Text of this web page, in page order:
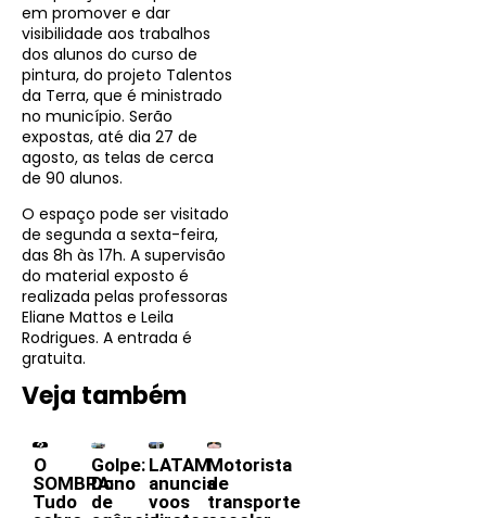
em promover e dar
visibilidade aos trabalhos
dos alunos do curso de
pintura, do projeto Talentos
da Terra, que é ministrado
no município. Serão
expostas, até dia 27 de
agosto, as telas de cerca
de 90 alunos.
O espaço pode ser visitado
de segunda a sexta-feira,
das 8h às 17h. A supervisão
do material exposto é
realizada pelas professoras
Eliane Mattos e Leila
Rodrigues. A entrada é
gratuita.
Veja também
O
SOMBRA:
Tudo
Golpe:
Dono
de
LATAM
anuncia
voos
Motorista
de
transporte